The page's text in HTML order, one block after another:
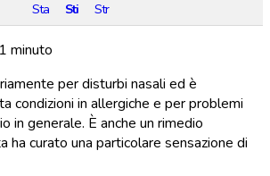
Sta Sti Str
minuto
per disturbi nasali ed è
condizioni in allergiche e perproblemi
in generale. È anche un rimedio
ha curato una particolare sensazione di